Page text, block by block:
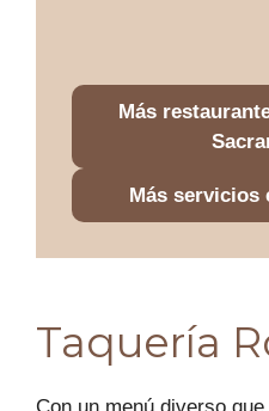
Más
Más servicios
Taquería
Con un menú diverso